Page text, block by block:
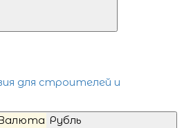
для строителей и
Валюта Рубль